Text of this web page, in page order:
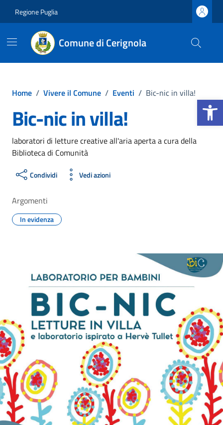
Apri la
Regione Puglia
Comune di Cerignola
Home / Vivere il Comune / Eventi / Bic-nic in villa!
Bic-nic in villa!
laboratori di letture creative all'aria aperta a cura della
Biblioteca di Comunità
Condividi Vedi azioni
Argomenti
In evidenza